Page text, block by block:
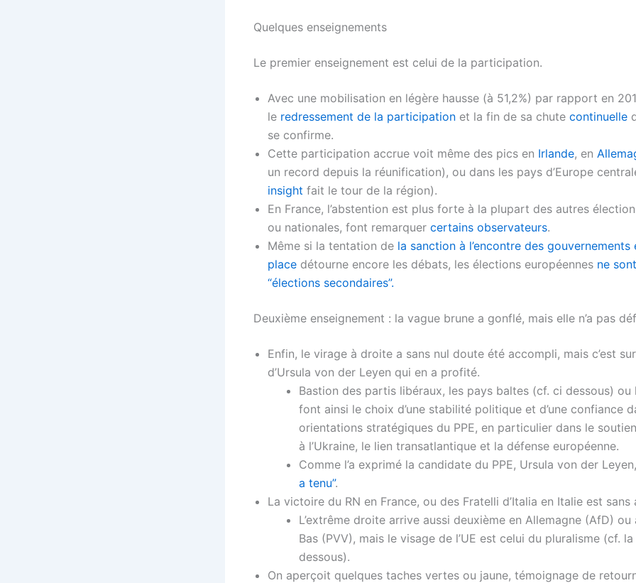
Quelques enseignements
Le premier enseignement est celui de la participation.
Avec une mobilisation en légère hausse (à 51,2%) par rapport en
le redressement de la participation et la fin de sa chute continuelle
se confirme.
Cette participation accrue voit même des pics en Irlande, en
un record depuis la réunification), ou dans les pays d’Europe
insight fait le tour de la région).
En France, l’abstention est plus forte à la plupart des autres
ou nationales, font remarquer certains observateurs.
Même si la tentation de la sanction à l’encontre des gouvernements
place détourne encore les débats, les élections européennes ne
“élections secondaires”.
Deuxième enseignement : la vague brune a gonflé, mais elle n’a pas
Enfin, le virage à droite a sans nul doute été accompli, mais c’est
d’Ursula von der Leyen qui en a profité.
Bastion des partis libéraux, les pays baltes (cf. ci dessous) ou
font ainsi le choix d’une stabilité politique et d’une confiance
orientations stratégiques du PPE, en particulier dans le
à l’Ukraine, le lien transatlantique et la défense européenne.
Comme l’a exprimé la candidate du PPE, Ursula von der
a tenu”.
La victoire du RN en France, ou des Fratelli d’Italia en Italie est sans
L’extrême droite arrive aussi deuxième en Allemagne (AfD) ou
Bas (PVV), mais le visage de l’UE est celui du pluralisme (cf.
dessous).
On aperçoit quelques taches vertes ou jaune, témoignage de